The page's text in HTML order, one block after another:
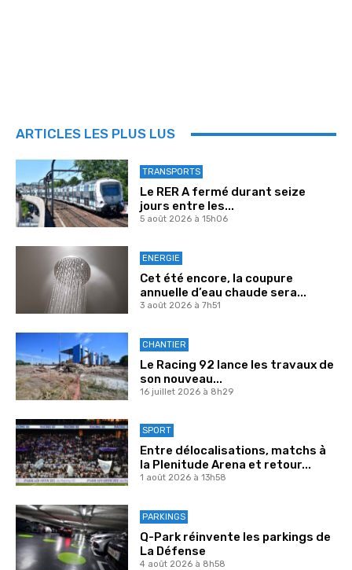
ARTICLES LES PLUS LUS
TRANSPORTS
Le RER A fermé durant seize
jours entre les...
5 août 2026 à 15h06
ENERGIE
Cet été encore, la coupure
annuelle d’eau chaude sera...
3 août 2026 à 7h51
CHANTIER
Le Racing 92 lance les travaux de
son nouveau...
16 juillet 2026 à 8h29
SPORT
Entre délocalisations, matchs à
la Plenitude Arena et retour...
1 août 2026 à 13h58
PARKINGS
Q-Park réinvente les parkings de
La Défense
4 août 2026 à 8h58